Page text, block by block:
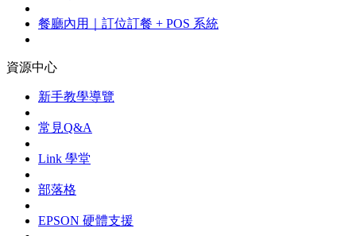
餐廳內用｜訂位訂餐 + POS 系統
資源中心
新手教學導覽
常見Q&A
Link 學堂
部落格
EPSON 硬體支援